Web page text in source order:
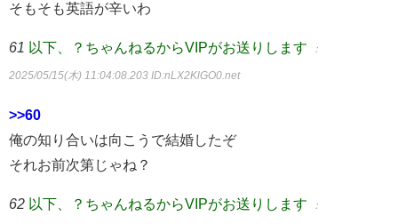
そもそも英語が辛いわ
61 以下、？ちゃんねるからVIPがお送りします ：
2025/05/15(木) 11:04:08.203 ID:nLX2KlGO0.net
>>60
俺の知り合いは向こうで結婚したぞ
それお前次第じゃね？
62 以下、？ちゃんねるからVIPがお送りします ：